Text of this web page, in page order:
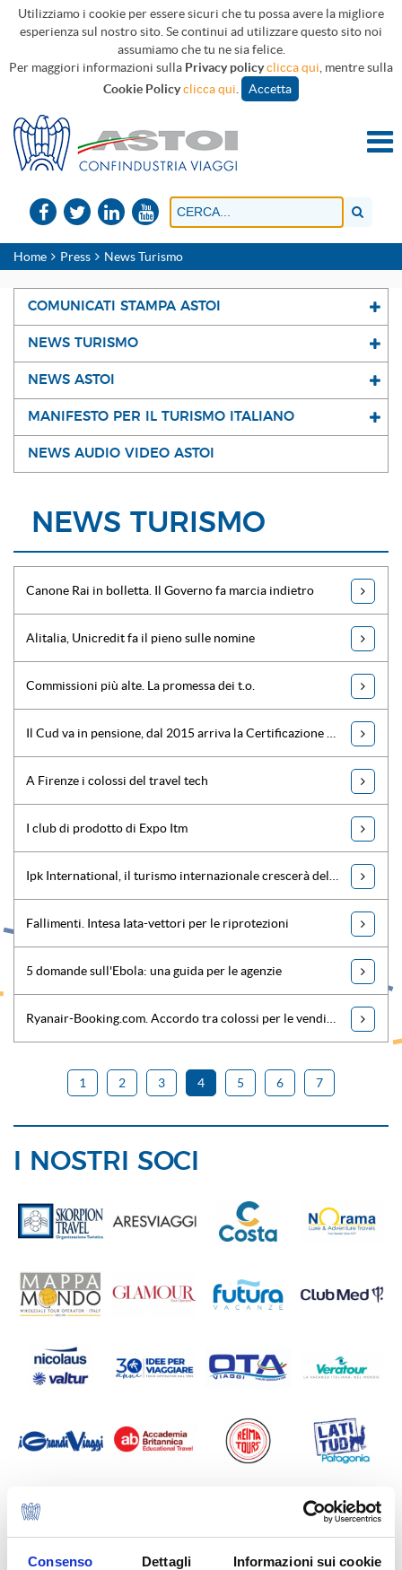
Consenso Dettagli Informazioni sui cookie
Utilizziamo i cookie per essere sicuri che tu possa avere la migliore
esperienza sul nostro sito. Se continui ad utilizzare questo sito noi
assumiamo che tu ne sia felice.
Per maggiori informazioni sulla Privacy policyclicca qui , mentre sulla
Cookie Policyclicca qui Accetta
Home Press News Turismo
COMUNICATI STAMPA ASTOI
NEWS TURISMO
NEWS ASTOI
MANIFESTO PER IL TURISMO ITALIANO
NEWS AUDIO VIDEO ASTOI
NEWS TURISMO
Canone Rai in bolletta. Il Governo fa marcia indietro
Alitalia, Unicredit fa il pieno sulle nomine
Commissioni più alte. La promessa dei t.o.
A Firenze i colossi del travel tech
I club di prodotto di Expo Itm
Fallimenti. Intesa Iata-vettori per le riprotezioni
5 domande sull'Ebola: una guida per le agenzie
1 2 3 4 5 6 7
I NOSTRI SOCI